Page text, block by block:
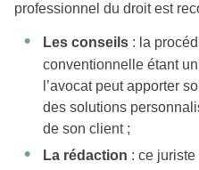
professionnel du droit est
Les conseils : la
conventionnelle étant
l’avocat peut apporter
des solutions
de son client ;
La rédaction : ce